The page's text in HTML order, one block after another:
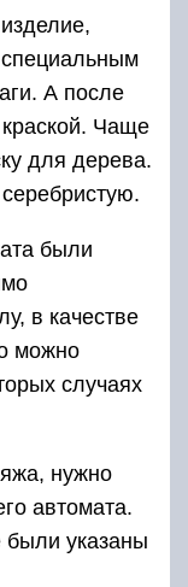
А после
Чаще
для дерева.
были
в качестве
можно
случаях
нужно
автомата.
указаны